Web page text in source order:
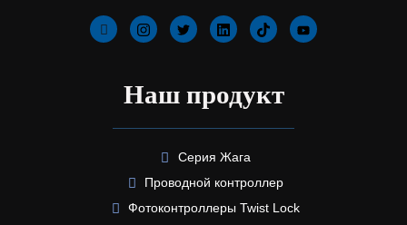
Наш продукт
Серия Жага
Проводной контроллер
Фотоконтроллеры Twist Lock